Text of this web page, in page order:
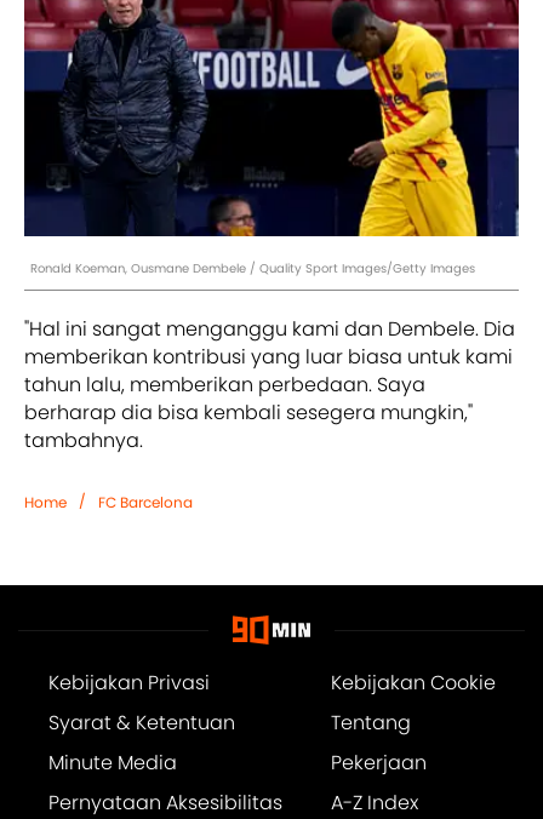
Ronald Koeman, Ousmane Dembele / Quality Sport Images/Getty Images
"Hal ini sangat menganggu kami dan Dembele. Dia
memberikan kontribusi yang luar biasa untuk kami
tahun lalu, memberikan perbedaan. Saya
berharap dia bisa kembali sesegera mungkin,"
tambahnya.
Home / FC Barcelona
Kebijakan Privasi
Kebijakan Cookie
Syarat & Ketentuan
Tentang
Minute Media
Pekerjaan
Pernyataan Aksesibilitas
A-Z Index